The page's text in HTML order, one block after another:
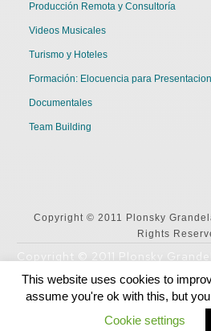
Producción Remota y Consultoría
Videos Musicales
Turismo y Hoteles
Formación: Elocuencia para
Documentales
Team Building
Copyright © 2011 Plonsky
Rights
Copyright © 2011 Plonsky
All Rights Reserved
This website uses cookies to
assume you're ok with this, but
Cookie settings